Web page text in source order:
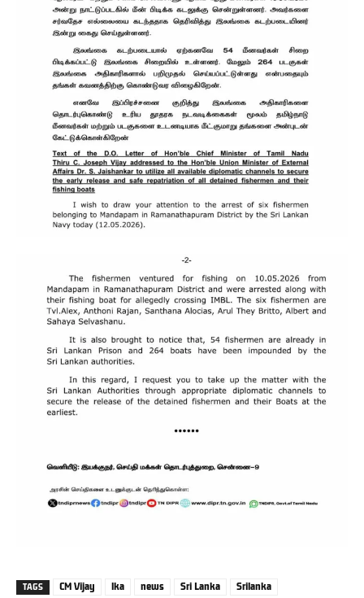
TAGS CM Vijay lka news Sri Lanka Srilanka